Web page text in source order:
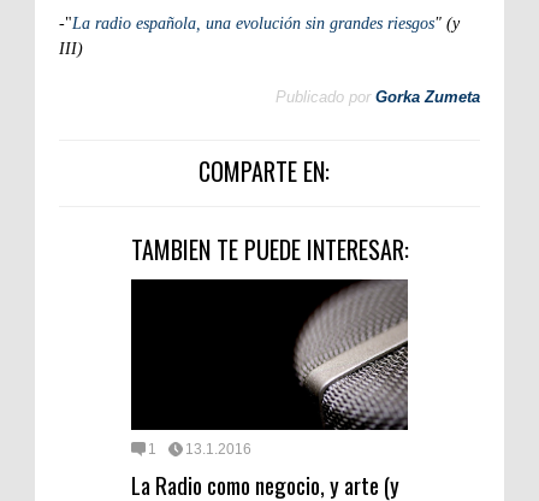
-"La radio española, una evolución sin grandes riesgos" (y
III)
Publicado por Gorka Zumeta
COMPARTE EN:
TAMBIEN TE PUEDE INTERESAR:
1 13.1.2016
La Radio como negocio, y arte (y